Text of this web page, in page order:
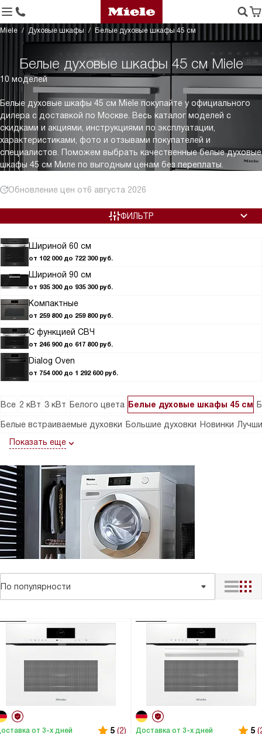
Miele Духовые шкафы Белые духовые шкафы 45 см
Белые духовые шкафы 45 см Miele
10 моделей
Белые духовые шкафы 45 см Miele покупайте у официального
дилера с доставкой по Москве. Весь каталог моделей с
скидками и акциями, инструкциями по эксплуатации,
характеристиками, фото и отзывами покупателей и
специалистов. Поможем выбрать качественные белые духовые
шкафы 45 см Миле по выгодным ценам без переплаты.
Обновление цен от6 августа 2026
Шириной 60 см
от 102 000 до 722 300 руб.
Шириной 90 см
от 935 300 до 935 300 руб.
Компактные
от 259 800 до 259 800 руб.
С функцией СВЧ
от 246 900 до 617 800 руб.
Dialog Oven
от 754 000 до 1 292 600 руб.
ФИЛЬТР
Все 2 кВт 3 кВт Белого цвета Белые духовые шкафы 45 см
Белые встраиваемые духовки Большие духовки Новинки
Показать еще
По популярности
от 3-х дней 5 (2) Доставка от 3-х дней 5